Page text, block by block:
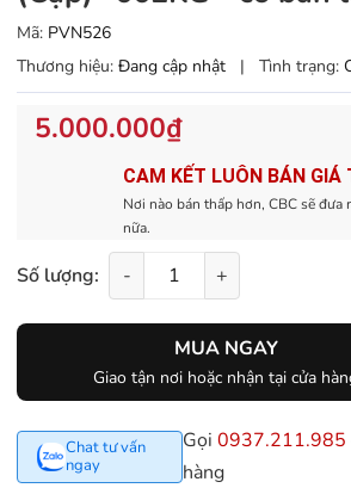
Mã: PVN526
Thương hiệu: Đang cập nhật | Tình trạng:
5.000.000₫
CAM KẾT LUÔN BÁN GIÁ
Nơi nào bán thấp hơn, CBC sẽ đưa
nữa.
Số lượng: - +
MUA NGAY
Giao tận nơi hoặc nhận tại cửa
Chat tư vấn
ngay
Gọi 0937.211.985
hàng